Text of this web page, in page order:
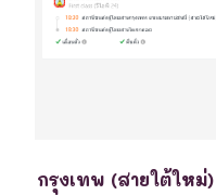
กรุงเทพ (สายใต้ให